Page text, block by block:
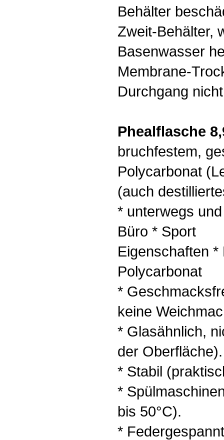
Behälter
Zweit-Behälter,
Basenwasser
Membrane-
Durchgang
Phealflasche
bruchfestem,
Polycarbonat
(auch
* unterwegs
Büro * Sport
Eigenschaften
Polycarbonat
*
keine
* Glasähnlich,
der Oberfläche).
* Stabil
*
bis 50°C).
*